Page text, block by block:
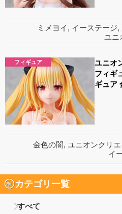
ミメヨイ, イーステージ,
ユニ
フィギュア
ユニオ
フィギ
ギュア
金色の闇, ユニオンクリ
イ
カテゴリ一覧
すべて